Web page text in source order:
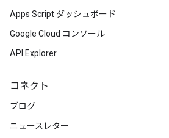
Apps Script ダッシュボード
Google Cloud コンソール
API Explorer
コネクト
ブログ
ニュースレター